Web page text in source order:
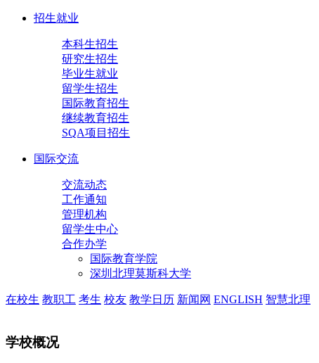
招生就业
本科生招生
研究生招生
毕业生就业
留学生招生
国际教育招生
继续教育招生
SQA项目招生
国际交流
交流动态
工作通知
管理机构
留学生中心
合作办学
国际教育学院
深圳北理莫斯科大学
在校生 教职工 考生 校友 教学日历 新闻网 ENGLISH 智慧北理
学校概况